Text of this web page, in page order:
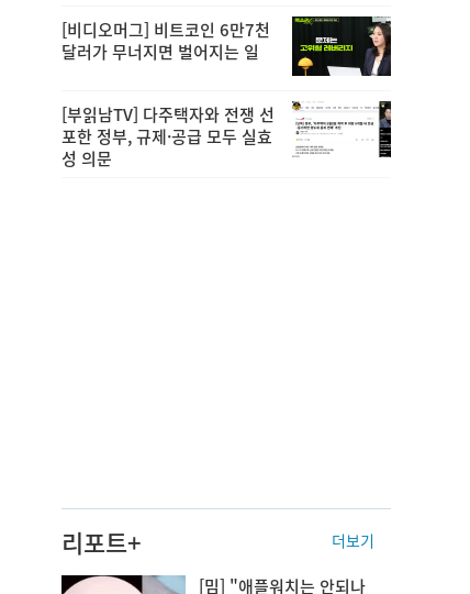
[비디오머그] 비트코인 6만7천
달러가 무너지면 벌어지는 일
[부읽남TV] 다주택자와 전쟁 선
포한 정부, 규제·공급 모두 실효
성 의문
리포트+ 더보기
[밈] "애플워치는 안되나